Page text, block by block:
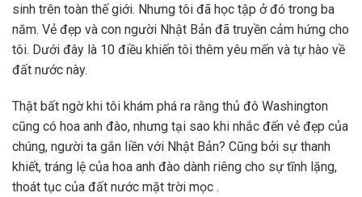
sinh trên toàn thế giới. Nhưng tôi đã học tập ở đó trong ba
năm. Vẻ đẹp và con người Nhật Bản đã truyền cảm hứng cho
tôi. Dưới đây là 10 điều khiến tôi thêm yêu mến và tự hào về
đất nước này.
Thật bất ngờ khi tôi khám phá ra rằng thủ đô Washington
cũng có hoa anh đào, nhưng tại sao khi nhắc đến vẻ đẹp của
chúng, người ta gắn liền với Nhật Bản? Cũng bởi sự thanh
khiết, tráng lệ của hoa anh đào dành riêng cho sự tĩnh lặng,
thoát tục của đất nước mặt trời mọc .